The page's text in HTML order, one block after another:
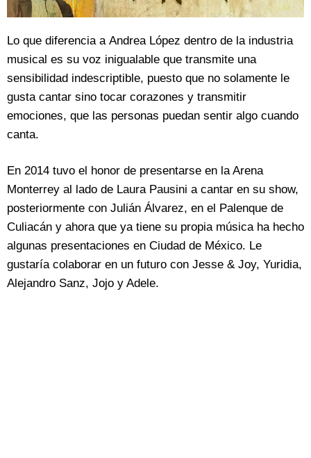
Lo que diferencia a Andrea López dentro de la industria
musical es su voz inigualable que transmite una
sensibilidad indescriptible, puesto que no solamente le
gusta cantar sino tocar corazones y transmitir
emociones, que las personas puedan sentir algo cuando
canta.
En 2014 tuvo el honor de presentarse en la Arena
Monterrey al lado de Laura Pausini a cantar en su show,
posteriormente con Julián Álvarez, en el Palenque de
Culiacán y ahora que ya tiene su propia música ha hecho
algunas presentaciones en Ciudad de México. Le
gustaría colaborar en un futuro con Jesse & Joy, Yuridia,
Alejandro Sanz, Jojo y Adele.